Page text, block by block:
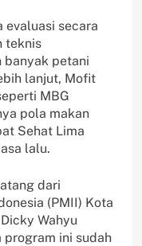
secara
teknis
banyak petani
lanjut, Mofit
MBG
pola makan
Sehat Lima
lalu.
dari
(PMII) Kota
Wahyu
program ini sudah